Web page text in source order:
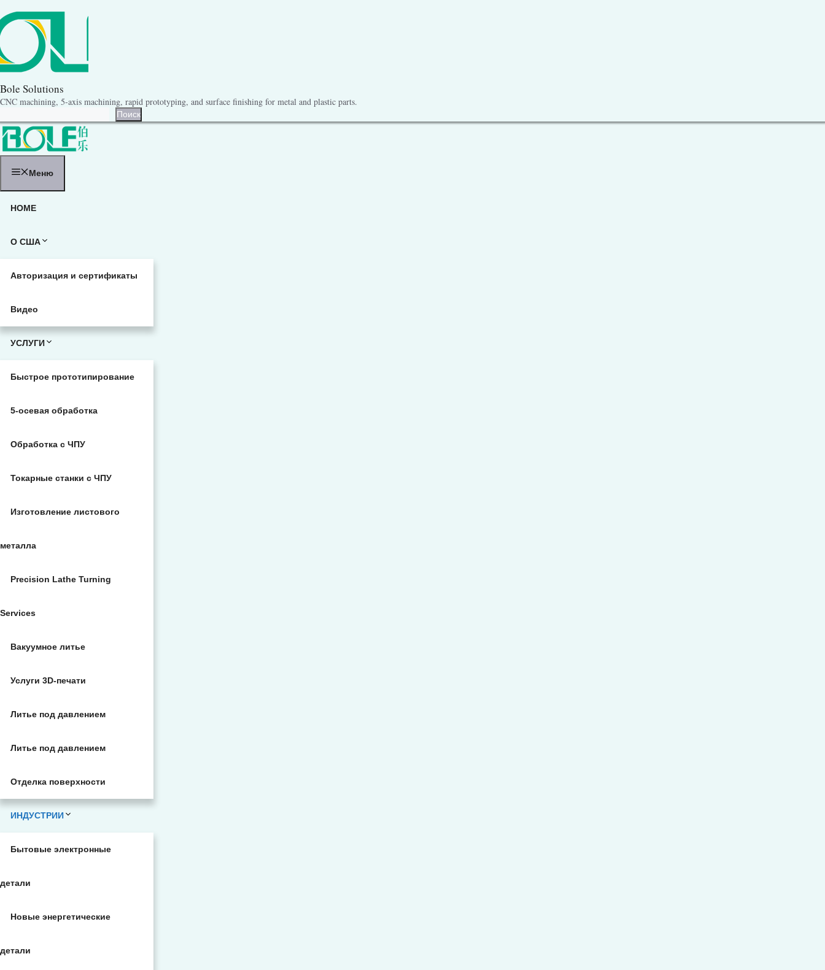
к
содержанию
Bole Solutions
CNC machining, 5-axis machining, rapid prototyping, and surface finishing for metal and plastic parts.
Поиск
Меню
HOME
О США
Авторизация и сертификаты
Видео
УСЛУГИ
Быстрое прототипирование
5-осевая обработка
Обработка с ЧПУ
Токарные станки с ЧПУ
Изготовление листового
металла
Precision Lathe Turning
Services
Вакуумное литье
Услуги 3D-печати
Литье под давлением
Литье под давлением
Отделка поверхности
ИНДУСТРИИ
Бытовые электронные
детали
Новые энергетические
детали